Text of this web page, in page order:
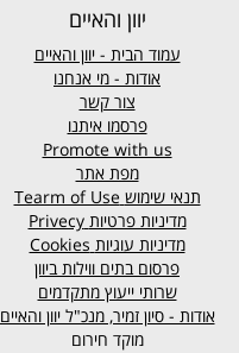
יוון והאיים
עמוד הבית - יוון והאיים
אודות - מי אנחנו
צור קשר
פרסמו איתנו
Promote with us
מפת אתר
תנאי שימוש
מדיניות פרטיות Privecy
מדיניות עוגיות Cookies
פרסום בתים ווילות ביוון
שרותי ייעוץ מתקדמים
אודות - סיון זמיר, מנכ"ל יוון והאיים
מוקד חירום